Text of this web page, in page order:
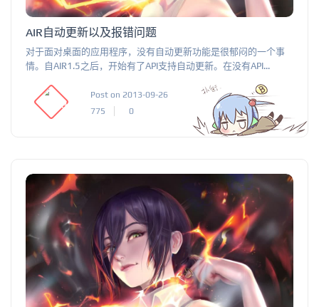
AIR自动更新以及报错问题
对于面对桌面的应用程序，没有自动更新功能是很郁闷的一个事
情。自AIR1.5之后，开始有了API支持自动更新。在没有API...
Post on 2013-09-26
775
0